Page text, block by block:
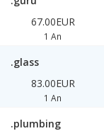
67.00EUR
1 An
.glass
83.00EUR
1 An
.plumbing